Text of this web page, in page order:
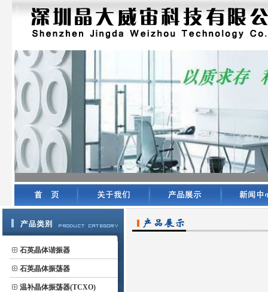
石英晶体谐振器
石英晶体振荡器
温补晶体振荡器(TCXO)